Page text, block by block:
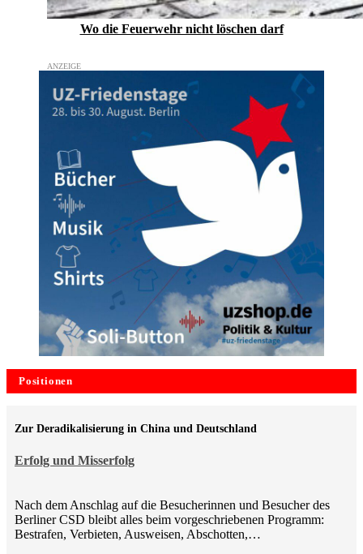
Wo die Feuerwehr nicht löschen darf
Positionen
Erfolg und Misserfolg
Zur Deradikalisierung in China und Deutschland
Nach dem Anschlag auf die Besucherinnen und Besucher des
Berliner CSD bleibt alles beim vorgeschriebenen Programm:
Bestrafen, Verbieten, Ausweisen, Abschotten,…